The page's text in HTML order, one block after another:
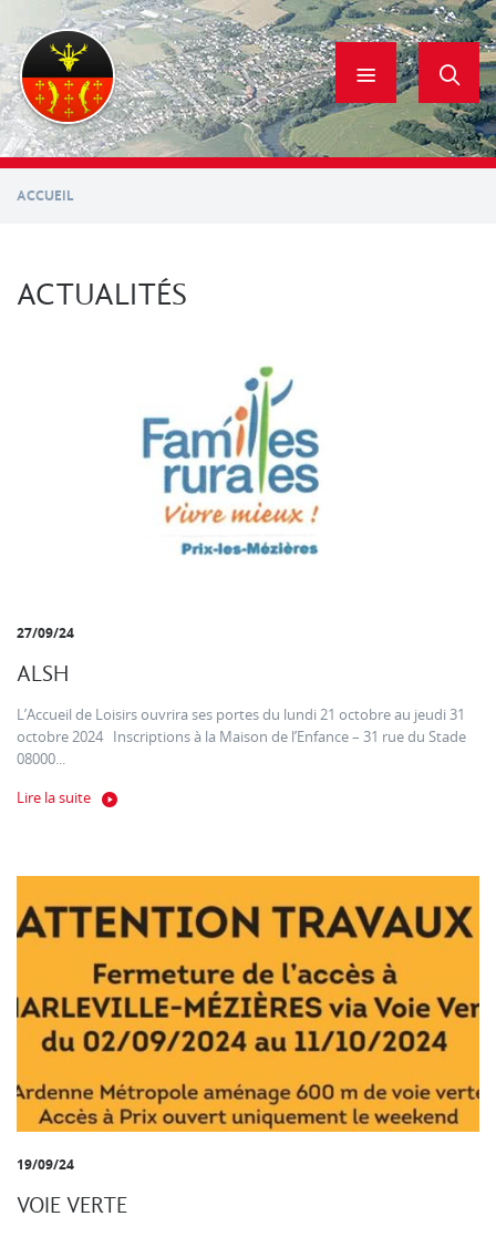
contenu
principal
ACCUEIL
ACTUALITÉS
27/09/24
ALSH
L’Accueil de Loisirs ouvrira ses portes du lundi 21 octobre au jeudi 31
octobre 2024 Inscriptions à la Maison de l’Enfance – 31 rue du Stade
08000...
Lire la suite
19/09/24
VOIE VERTE